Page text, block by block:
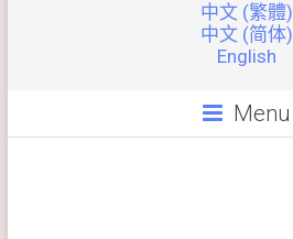
中文 (繁體)
中文 (简体)
English
Menu